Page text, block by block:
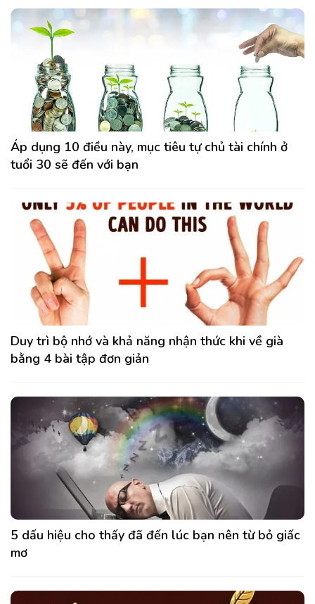
Áp dụng 10 điều này, mục tiêu tự chủ tài chính ở
tuổi 30 sẽ đến với bạn
Duy trì bộ nhớ và khả năng nhận thức khi về già
bằng 4 bài tập đơn giản
5 dấu hiệu cho thấy đã đến lúc bạn nên từ bỏ giấc
mơ